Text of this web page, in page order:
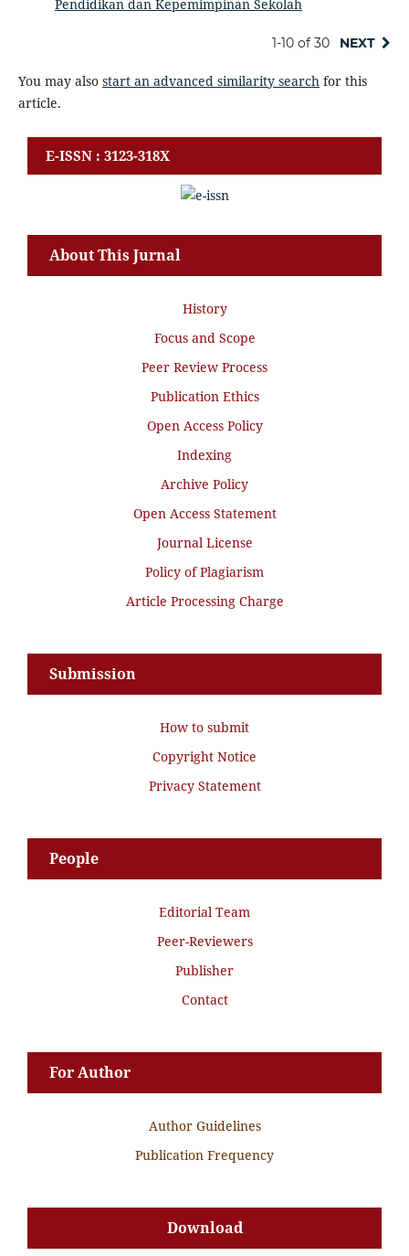
Pendidikan dan Kepemimpinan Sekolah
1-10 of 30 NEXT
You may also start an advanced similarity searchfor this
article.
E-ISSN : 3123-318X
About This Jurnal
History
Focus and Scope
Peer Review Process
Publication Ethics
Open Access Policy
Indexing
Archive Policy
Open Access Statement
Journal License
Policy of Plagiarism
Article Processing Charge
Submission
How to submit
Copyright Notice
Privacy Statement
People
Editorial Team
Peer-Reviewers
Publisher
Contact
For Author
Author Guidelines
Publication Frequency
Download